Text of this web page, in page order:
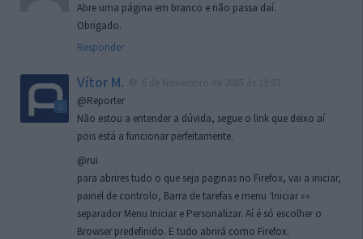
Abre uma página em branco e não passa daí.
Obrigado.
Responder
Vítor M.
@Reporter
Não estou a entender a dúvida, segue o link que deixo aí
pois está a funcionar perfeitamente.
@rui
para abrires tudo o que seja paginas no Firefox, vai a iniciar,
painel de controlo, Barra de tarefas e menu ‘Iniciar »»
separador Menu Iniciar e Personalizar. Aí é só escolher o
Browser predefinido. E tudo abrirá como Firefox.